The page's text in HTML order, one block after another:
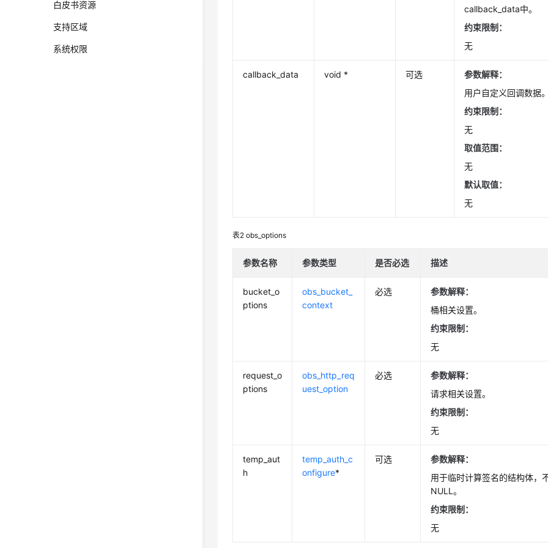
白皮书资源
支持区域
系统权限
callback_data中。
约束限制：
无
callback_data void * 可选
参数解释：
用户自定义回调数据
约束限制：
无
取值范围：
无
默认取值：
无
表2obs_options
参数名称 参数类型 是否必选 描述
bucket_o
ptions
obs_bucket_
context
必选
参数解释：
桶相关设置。
约束限制：
无
request_o
ptions
obs_http_req
uest_option
必选
参数解释：
请求相关设置。
约束限制：
无
temp_aut
h
temp_auth_c
onfigure*
可选
参数解释：
用于临时计算签名的结构体，
NULL。
约束限制：
无